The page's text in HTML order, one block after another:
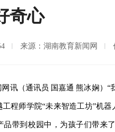
奇心
来源：湖南教育新闻网
讯（通讯员 国嘉通 熊冰娴）“
程师学院“未来智造工坊”机
品带到校园中，为孩子们带来